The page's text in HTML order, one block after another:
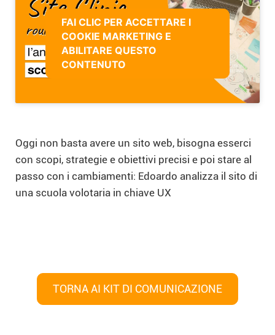
FAI CLIC PER ACCETTARE I
COOKIE MARKETING E
ABILITARE QUESTO
CONTENUTO
Oggi non basta avere un sito web, bisogna esserci
con scopi, strategie e obiettivi precisi e poi stare al
passo con i cambiamenti: Edoardo analizza il sito di
una scuola volotaria in chiave UX
TORNA AI KIT DI COMUNICAZIONE